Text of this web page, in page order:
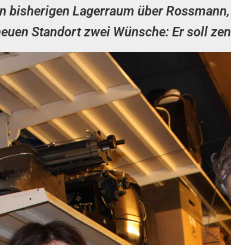
bisherigen Lagerraum über
Standort zwei Wünsche: Er soll